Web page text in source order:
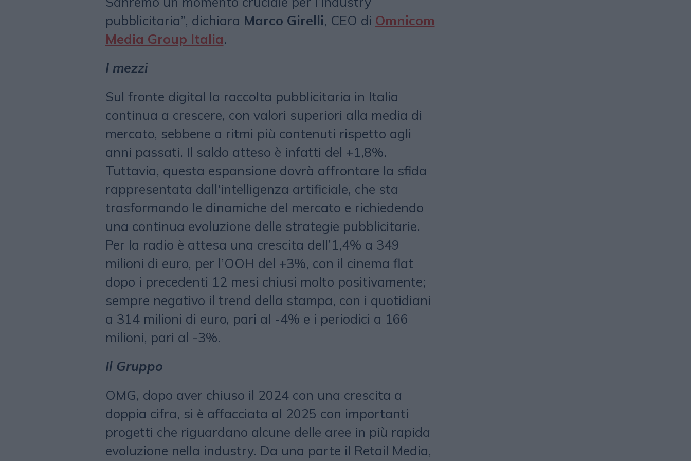
pubblicitaria”, dichiara Marco Girelli, CEO di Omnicom
Media Group Italia.
I mezzi
Sul fronte digital la raccolta pubblicitaria in Italia
continua a crescere, con valori superiori alla media di
mercato, sebbene a ritmi più contenuti rispetto agli
anni passati. Il saldo atteso è infatti del +1,8%.
Tuttavia, questa espansione dovrà affrontare la sfida
rappresentata dall'intelligenza artificiale, che sta
trasformando le dinamiche del mercato e richiedendo
una continua evoluzione delle strategie pubblicitarie.
Per la radio è attesa una crescita dell’1,4% a 349
milioni di euro, per l’OOH del +3%, con il cinema flat
dopo i precedenti 12 mesi chiusi molto positivamente;
sempre negativo il trend della stampa, con i quotidiani
a 314 milioni di euro, pari al -4% e i periodici a 166
milioni, pari al -3%.
Il Gruppo
OMG, dopo aver chiuso il 2024 con una crescita a
doppia cifra, si è affacciata al 2025 con importanti
progetti che riguardano alcune delle aree in più rapida
evoluzione nella industry. Da una parte il Retail Media,